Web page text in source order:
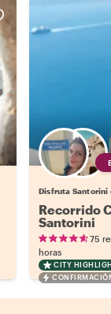
Disfruta Santorini
Recorrido
Santorini
75
horas
CITY